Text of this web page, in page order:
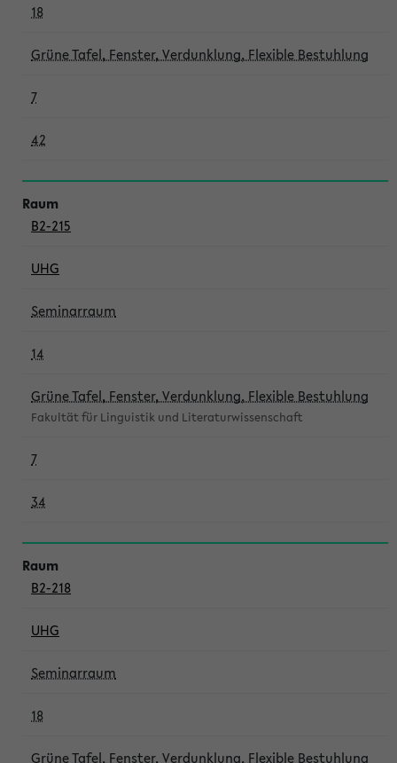
18
Grüne Tafel, Fenster, Verdunklung, Flexible Bestuhlung
7
42
B2-215
UHG
Seminarraum
14
Grüne Tafel, Fenster, Verdunklung, Flexible Bestuhlung
Fakultät für Linguistik und Literaturwissenschaft
7
34
B2-218
UHG
Seminarraum
18
Grüne Tafel, Fenster, Verdunklung, Flexible Bestuhlung